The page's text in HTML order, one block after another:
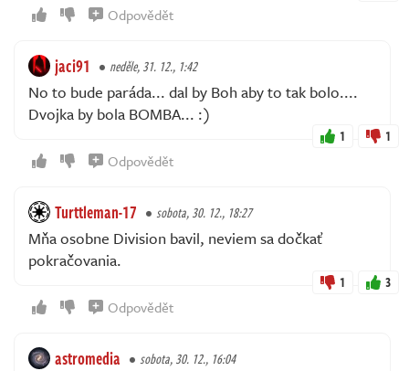
Odpovědět
jaci91 neděle, 31. 12., 1:42
No to bude paráda... dal by Boh aby to tak bolo....
Dvojka by bola BOMBA... :)
1 1
Odpovědět
Turttleman-17 sobota, 30. 12., 18:27
Mňa osobne Division bavil, neviem sa dočkať
pokračovania.
1 3
Odpovědět
astromedia sobota, 30. 12., 16:04